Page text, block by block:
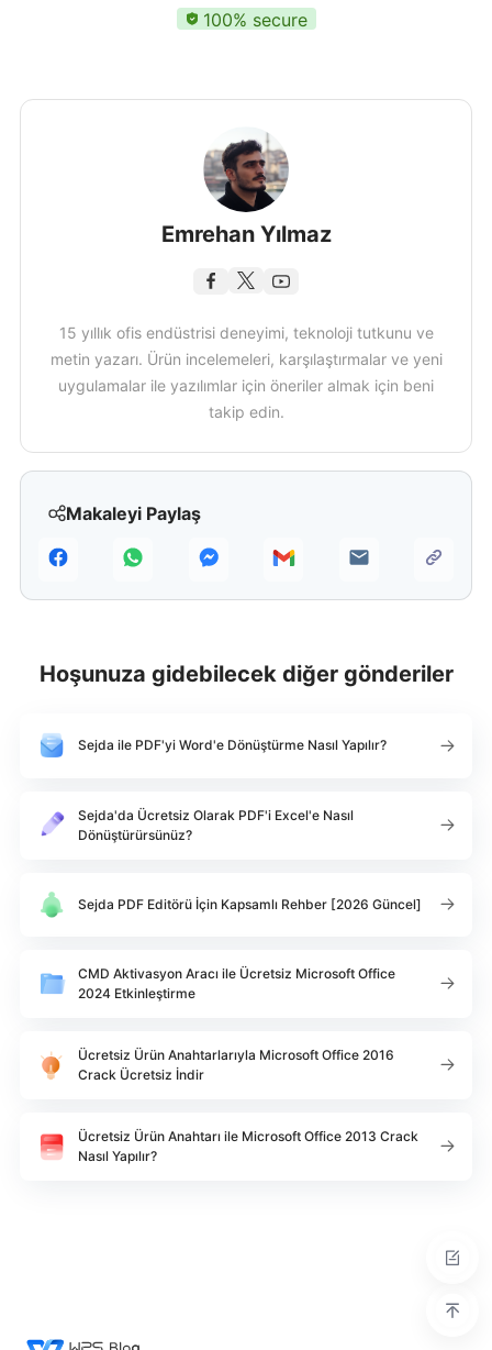
Makaleyi Paylaş
100% secure
Emrehan Yılmaz
15 yıllık ofis endüstrisi deneyimi, teknoloji tutkunu ve
metin yazarı. Ürün incelemeleri, karşılaştırmalar ve yeni
uygulamalar ile yazılımlar için öneriler almak için beni
takip edin.
Hoşunuza gidebilecek diğer gönderiler
Sejda ile PDF'yi Word'e Dönüştürme Nasıl Yapılır?
Sejda'da Ücretsiz Olarak PDF'i Excel'e Nasıl
Dönüştürürsünüz?
Sejda PDF Editörü İçin Kapsamlı Rehber [2026 Güncel]
CMD Aktivasyon Aracı ile Ücretsiz Microsoft Office
2024 Etkinleştirme
Ücretsiz Ürün Anahtarlarıyla Microsoft Office 2016
Crack Ücretsiz İndir
Ücretsiz Ürün Anahtarı ile Microsoft Office 2013 Crack
Nasıl Yapılır?